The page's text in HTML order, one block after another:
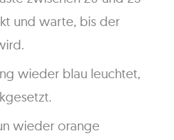
und warte, bis der
wieder blau leuchtet,
wieder orange